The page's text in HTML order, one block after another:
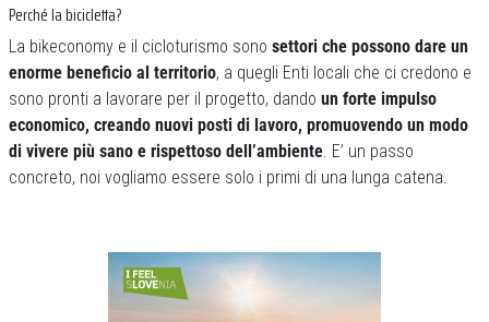
Perché la bicicletta?
La bikeconomy e il cicloturismo sono settori che possono dare un
enorme beneficio al territorio, a quegli Enti locali che ci credono e
sono pronti a lavorare per il progetto, dando un forte impulso
economico, creando nuovi posti di lavoro, promuovendo un modo
di vivere più sano e rispettoso dell’ambiente. E’ un passo
concreto, noi vogliamo essere solo i primi di una lunga catena.
Previous